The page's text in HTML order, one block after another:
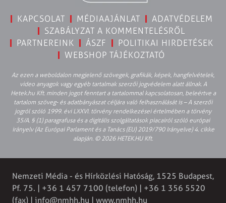
KAPCSOLAT MÉDIAAJÁNLAT
ADATVÉDELEM
SZABÁLYZAT A KOMMENTELÉSRŐL
PARTNEREINK
ÁSZF
POLITIKAI HIRDETÉSEK
WEBSHOP TÁJÉKOZTATÓ
Az ezen a weboldalon megjelenő szövegek, grafikák, képek, hangfelvételek,
video anyagok vagy egyéb tartalmak szerzői jogvédelem alatt állnak. A
Hetek.hu Kft. minden jogot fenntart a tartalommal kapcsolatosan, beleértve a
tartalom szöveg- és adatbányászat céljára való felhasználását is – A szerzői
jogról szóló 1999. évi LXXVI. törvény rendelkezései értelmében a törvény
35/A. § (1) paragrafusa és a digitális szolgáltatások piacairól szóló európai
irányelv (Az Európai Parlament és a Tanács (EU) 2019/790 Irányelve) 4. cikke
alapján. © 2026 HETEK.HU Kft.
Nemzeti Média - és Hírközlési Hatóság, 1525 Budapest,
Pf. 75. | +36 1 457 7100 (telefon) | +36 1 356 5520
(fax) | info@nmhh.hu | www.nmhh.hu